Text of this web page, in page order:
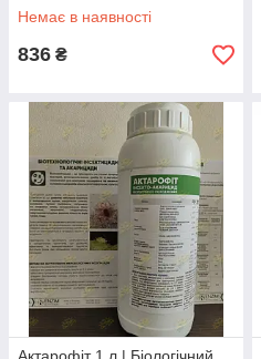
Немає в наявності
836 ₴